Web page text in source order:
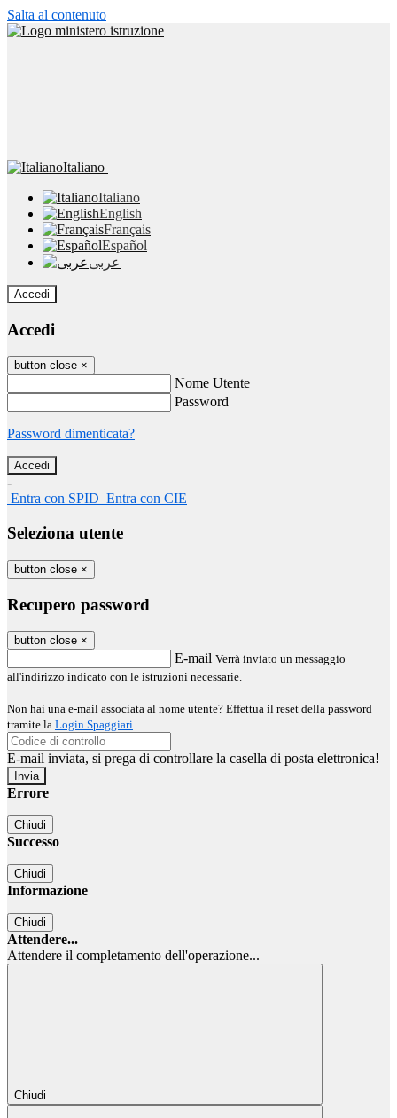
Salta al contenuto
Italiano
Italiano
English
Français
Español
عربى
Accedi
Accedi
button close ×
Nome Utente
Password
Password dimenticata?
-
Entra con SPID Entra con CIE
Seleziona utente
button close ×
Recupero password
button close ×
E-mail Verrà inviato un messaggio
all'indirizzo indicato con le istruzioni necessarie.
Non hai una e-mail associata al nome utente? Effettua il reset della password
tramite la Login Spaggiari
E-mail inviata, si prega di controllare la casella di posta elettronica!
Errore
Chiudi
Successo
Chiudi
Informazione
Chiudi
Attendere...
Attendere il completamento dell'operazione...
Chiudi